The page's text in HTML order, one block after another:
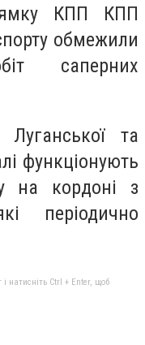
КПП КПП
обмежили
саперних
та
функціонують
на кордоні з
періодично
натисніть Ctrl + Enter, щоб